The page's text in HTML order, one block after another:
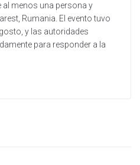
al menos una persona y
Rumania. El evento tuvo
y las autoridades
para responder a la